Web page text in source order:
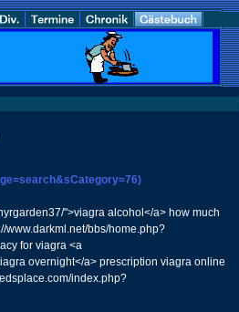
">viagra alcohol</a> how much
www.darkml.net/bbs/home.php?
for viagra <a
overnight</a> prescription viagra online
index.php?